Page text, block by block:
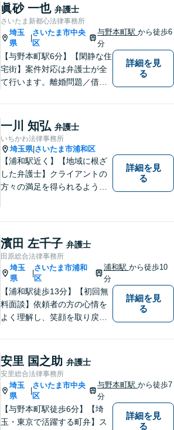
眞砂 一也 弁護士
さいたま新都心法律事務所
埼玉
県
さいたま市中央
区
与野本町駅から徒歩6
分
【与野本町駅6分】【閑静な住
宅街】案件対応は弁護士が全
て行います。離婚問題／借
幅広く対応しております。迅
速かつ丁寧な対応を心がけて
おりますので、お気軽にご相
談ください。【弁護士歴10年
以上】【初回相談30分無料】
詳細を見
る
一川 知弘 弁護士
いちかわ法律事務所
埼玉県| さいたま市浦和区
【浦和駅近く】【地域に根ざ
した弁護士】クライアントの
方々の満足を得られるよう最
題／企業法務など、幅広く対
応可能。【明確な料金体系】
法律トラブルでお悩みの方
は、どうぞお気軽にご相談く
ださい。
詳細を見
る
濱田 左千子 弁護士
田原総合法律事務所
埼玉
県
|
さいたま市浦和
区
浦和駅 から徒歩10
分
【浦和駅徒歩13分】【初回無
料面談】依頼者の方の心情を
よく理解し、笑顔を取り戻す
婚・男女問題／親権／遺産・
相続／交通事故のお困りごと
はお任せください！休日・夜
間にも対応可能◎【駐車場あ
り】
詳細を見
る
安里 国之助 弁護士
安里総合法律事務所
埼玉
県
さいたま市中央
区
与野本町駅から徒歩7
分
【与野本町駅徒歩6分】【埼
玉・東京で活躍する町弁】ス
詳細を見
る